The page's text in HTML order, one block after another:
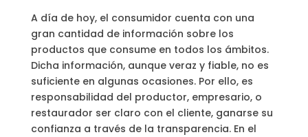
A día de hoy, el consumidor cuenta con una
gran cantidad de información sobre los
productos que consume en todos los ámbitos.
Dicha información, aunque veraz y fiable, no es
suficiente en algunas ocasiones. Por ello, es
responsabilidad del productor, empresario, o
restaurador ser claro con el cliente, ganarse su
confianza a través de la transparencia. En el